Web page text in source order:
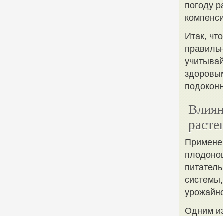
погоду
Итак,
Одним